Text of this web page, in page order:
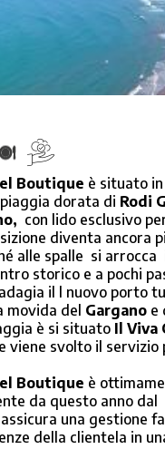
Boutique è situato
dorata di Rodi
con lido esclusivo
diventa ancora
alle spalle si arrocca
storico e a pochi
il l nuovo porto
del Gargano e
è si situato Il Viva
viene svolto il servizio
Boutique è
da questo anno dal
una gestione
della clientela in